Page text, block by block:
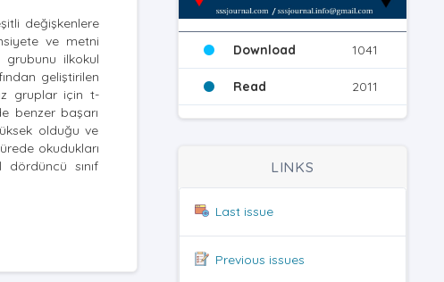
değişkenlere
ve metni
grubunu ilkokul
geliştirilen
gruplar için t-
benzer başarı
olduğu ve
okudukları
sınıf
Download 1041
Read 2011
LINKS
Last issue
Previous issues